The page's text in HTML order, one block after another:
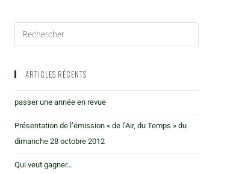
ARTICLES RÉCENTS
passer une année en revue
Présentation de l’émission « de l’Air, du Temps » du
dimanche 28 octobre 2012
Qui veut gagner…